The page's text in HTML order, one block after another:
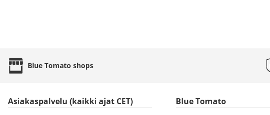
Blue Tomato shops
Asiakaspalvelu (kaikki ajat CET) Blue Tomato